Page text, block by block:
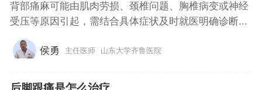
背部痛麻可能由肌肉劳损、颈椎问题、胸椎病变或神经
受压等原因引起，需结合具体症状及时就医明确诊断...
侯勇 主任医师 山东大学齐鲁医院